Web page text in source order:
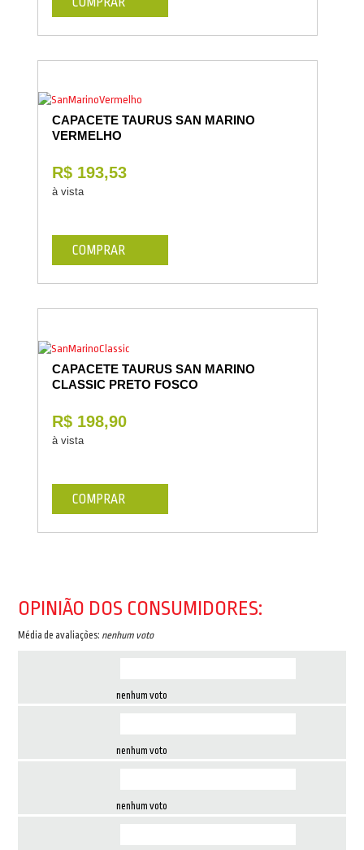
CAPACETE TAURUS SAN MARINO
VERMELHO
R$ 193,53
à vista
COMPRAR
CAPACETE TAURUS SAN MARINO
CLASSIC PRETO FOSCO
R$ 198,90
à vista
COMPRAR
OPINIÃO DOS CONSUMIDORES:
Média de avaliações: nenhum voto
nenhum voto
nenhum voto
nenhum voto